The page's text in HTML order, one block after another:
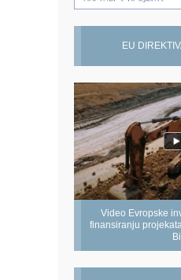
EU
Video Evropske
finansiranju